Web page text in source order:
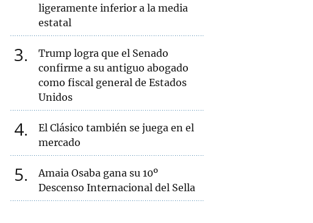
ligeramente inferior a la media
estatal
3
Trump logra que el Senado
confirme a su antiguo abogado
como fiscal general de Estados
Unidos
4
El Clásico también se juega en el
mercado
5
Amaia Osaba gana su 10º
Descenso Internacional del Sella